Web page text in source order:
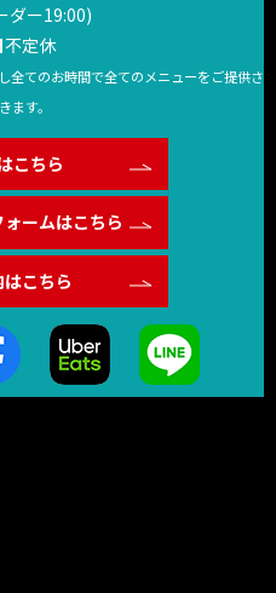
ダー19:00)
不定休
全てのお時間で全てのメニューをご提供さ
ます。
こちら
ームはこちら
こちら